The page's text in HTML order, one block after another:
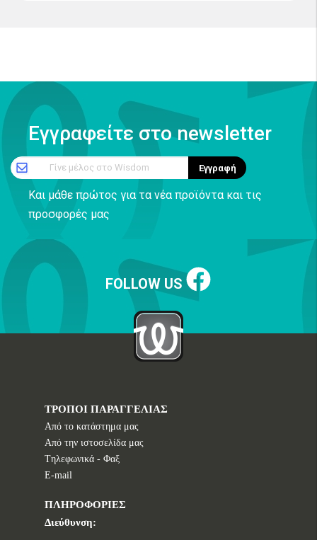
Εγγραφείτε στο newsletter
Γίνε μέλος στο Wisdom Εγγραφή
Και μάθε πρώτος για τα νέα προϊόντα και τις
προσφορές μας
FOLLOW US
ΤΡΟΠΟΙ ΠΑΡΑΓΓΕΛΙΑΣ
Από το κατάστημα μας
Από την ιστοσελίδα μας
Tηλεφωνικά - Φαξ
E-mail
ΠΛΗΡΟΦΟΡΙΕΣ
Διεύθυνση: